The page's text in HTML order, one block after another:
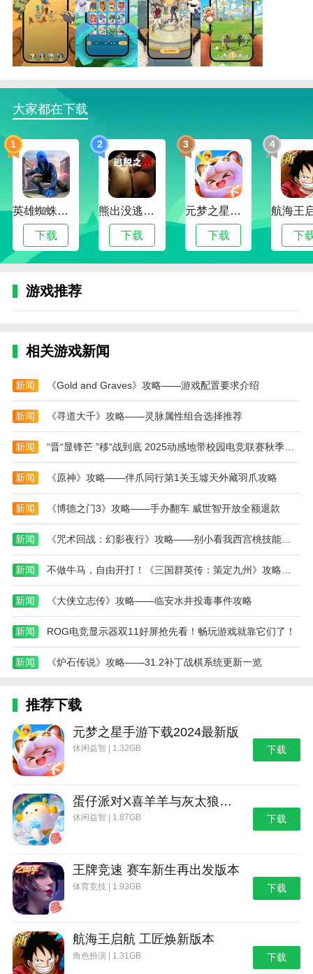
持续生命恢复，保障团队生存能力。
2、祭司：专注于为队友直接恢复生命，并施加护
盾抵御伤害，关键时刻扭转战局。
伤能力。
4、战士：0 敏捷、3 体能、2 技巧，提升血量与续
航能力。
5、刺客：作为前排输出，拥有极快攻击速度，可
凭借高频攻击频繁打断敌人技能，有效干扰敌方节奏。
6、弓箭手：担任后排输出，具备强大群攻能力，
关键时刻可召唤雄鹰协同作战，增强团队输出火力。
7、魔法师：后排输出核心，擅长运用黑暗魔法施
加各类诅咒效果，对敌人造成持续负面状态与伤害。
云海之下官网入口评测
人。他们不仅仅是游戏中的角色，更是有着独立故事的
本站为您提供云海之下 官网入口的 手机游戏 ，欢
迎大家记住本站网址，本站是您下载安卓手游app最好
的网站！
大家都在下载
1
英雄蜘蛛侠绳索格斗城市模拟器
下载
2
熊出没逃脱之路
下载
3
元梦之星手游下载2024最新版
下载
4
下
游戏推荐
相关游戏新闻
新闻 《Gold and Graves》攻略——游戏配置要求介绍
新闻 《寻道大千》攻略——灵脉属性组合选择推荐
新闻 “晋“显锋芒 ”移“战到底 2025动感地带校园电竞联赛秋季赛山西赛区 强势开战！
新闻 《原神》攻略——伴爪同行第1关玉墟天外藏羽爪攻略
新闻 《博德之门3》攻略——手办翻车 威世智开放全额退款
新闻 《咒术回战：幻影夜行》攻略——别小看我西宫桃技能介绍
新闻 不做牛马，自由开打！《三国群英传：策定九州》攻略——全平台公测开启！
新闻 《大侠立志传》攻略——临安水井投毒事件攻略
新闻 ROG电竞显示器双11好屏抢先看！畅玩游戏就靠它们了！
新闻 《炉石传说》攻略——31.2补丁战棋系统更新一览
推荐下载
元梦之星手游下载2024最新版
休闲益智 | 1.32GB 下载
蛋仔派对X喜羊羊与灰太狼联动第二弹版本
休闲益智 | 1.87GB 下载
王牌竞速 赛车新生再出发版本
体育竞技 | 1.93GB 下载
航海王启航 工匠焕新版本
角色扮演 | 1.31GB 下载